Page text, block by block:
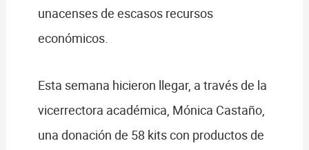
unacenses de escasos recursos
económicos.
Esta semana hicieron llegar, a través de la
vicerrectora académica, Mónica Castaño,
una donación de 58 kits con productos de